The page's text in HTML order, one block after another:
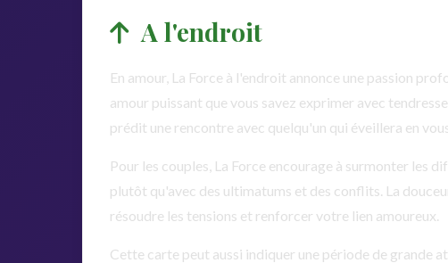
A l'endroit
En amour, La Force à l'endroit annonce une passion
amour puissant que vous savez exprimer avec
prédit une rencontre avec quelqu'un qui éveillera en
Pour les couples, La Force encourage à surmonter les
plutôt qu'avec des ultimatums et des conflits. La
résoudre les tensions et renforcer votre lien amoureux.
Cette carte peut aussi indiquer une période de grande